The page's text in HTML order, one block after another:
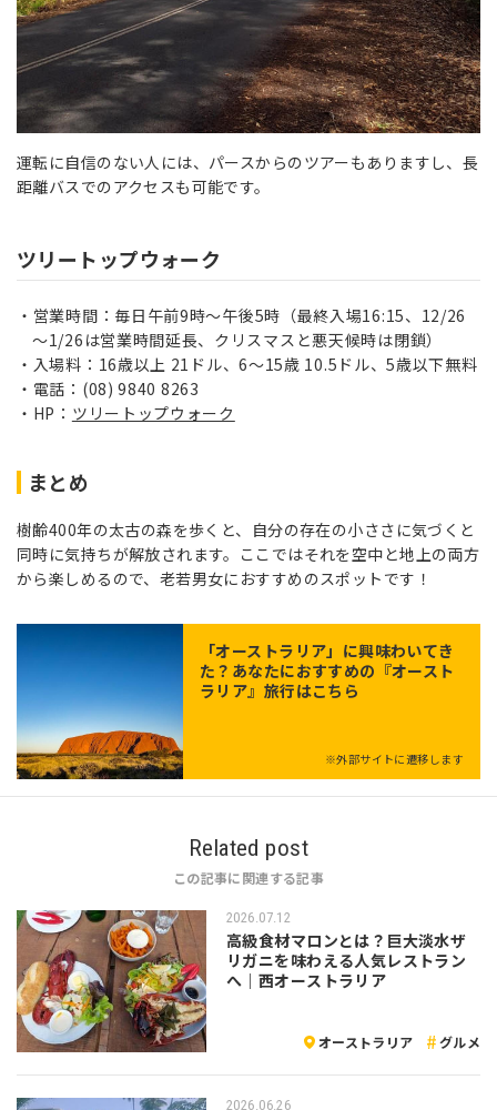
運転に自信のない人には、パースからのツアーもありますし、長
距離バスでのアクセスも可能です。
ツリートップウォーク
営業時間：毎日午前9時～午後5時（最終入場16:15、12/26
～1/26は営業時間延長、クリスマスと悪天候時は閉鎖）
入場料：16歳以上 21ドル、6～15歳 10.5ドル、5歳以下無料
電話：(08) 9840 8263
HP： ツリートップウォーク
まとめ
樹齢400年の太古の森を歩くと、自分の存在の小ささに気づくと
同時に気持ちが解放されます。ここではそれを空中と地上の両方
から楽しめるので、老若男女におすすめのスポットです！
「オーストラリア」に興味わいてき
た？あなたにおすすめの『オースト
ラリア』旅行はこちら
※外部サイトに遷移します
Related post
この記事に関連する記事
2026.07.12
高級食材マロンとは？巨大淡水ザ
リガニを味わえる人気レストラン
へ｜西オーストラリア
オーストラリア グルメ
2026.06.26